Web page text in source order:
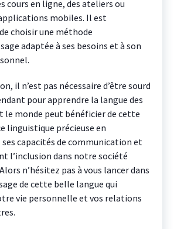
cours en ligne, des ateliers ou
mobiles. Il est
choisir une méthode
adaptée à ses besoins et à son
il n’est pas nécessaire d’être sourd
pour apprendre la langue des
le monde peut bénéficier de cette
linguistique précieuse en
capacités de communication et
l’inclusion dans notre société
n’hésitez pas à vous lancer dans
de cette belle langue qui
vie personnelle et vos relations